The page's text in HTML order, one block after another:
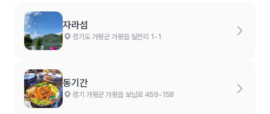
자라섬
경기도 가평군 가평읍 달전리 1-1
동기간
경기 가평군 가평읍 보납로 459-158